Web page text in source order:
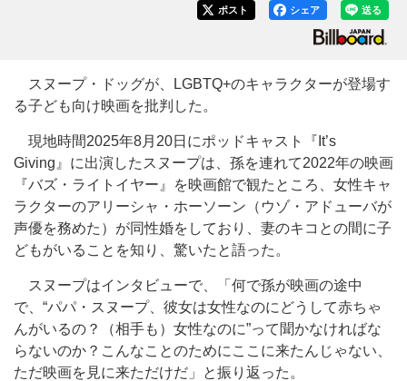
送る
シェア
ポスト
スヌープ・ドッグが、LGBTQ+のキャラクターが登場す
る子ども向け映画を批判した。
現地時間2025年8月20日にポッドキャスト『It’s
Giving』に出演したスヌープは、孫を連れて2022年の映画
『バズ・ライトイヤー』を映画館で観たところ、女性キャ
ラクターのアリーシャ・ホーソーン（ウゾ・アドューバが
声優を務めた）が同性婚をしており、妻のキコとの間に子
どもがいることを知り、驚いたと語った。
スヌープはインタビューで、「何で孫が映画の途中
で、“パパ・スヌープ、彼女は女性なのにどうして赤ちゃ
んがいるの？（相手も）女性なのに”って聞かなければな
らないのか？こんなことのためにここに来たんじゃない、
ただ映画を見に来ただけだ」と振り返った。